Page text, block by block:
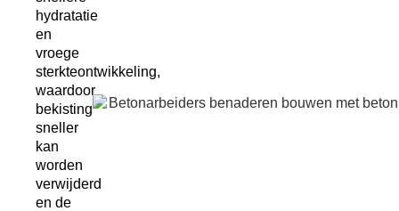
hydratatie
en
vroege
sterkteontwikkeling,
waardoor
bekisting
sneller
kan
worden
verwijderd
en de